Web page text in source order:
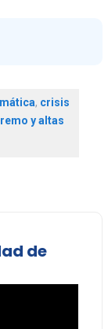
, crisis
y altas
de